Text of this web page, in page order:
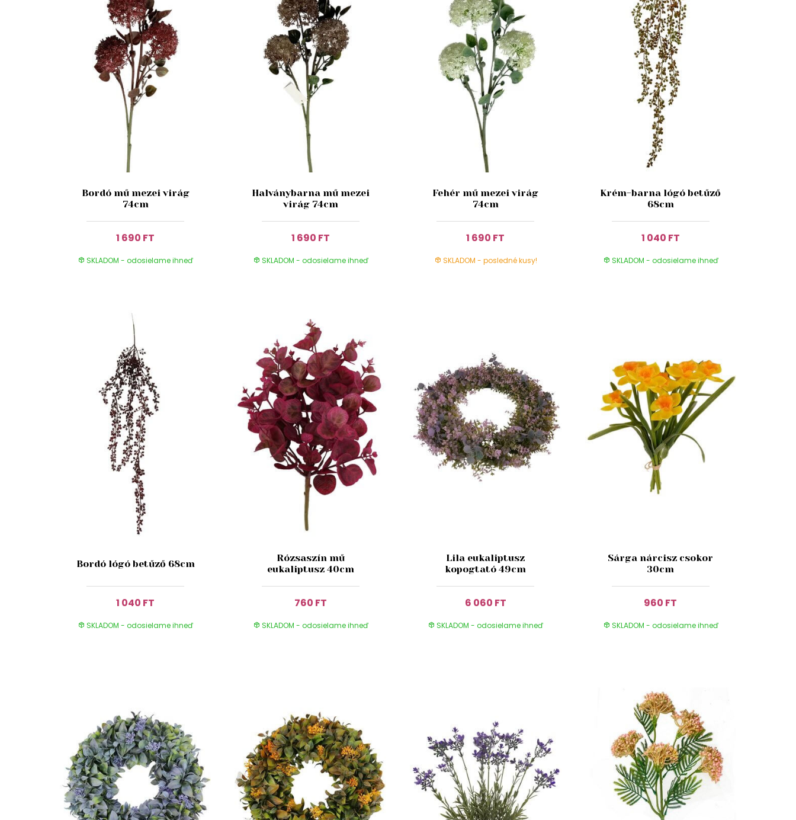
Bordó mű mezei virág
74cm
1 690 FT
SKLADOM - odosielame ihneď
Halványbarna mű mezei
virág 74cm
1 690 FT
SKLADOM - odosielame ihneď
Fehér mű mezei virág
74cm
1 690 FT
SKLADOM - posledné kusy!
Krém-barna lógó betűző
68cm
1 040 FT
SKLADOM - odosielame ihneď
Bordó lógó betűző 68cm
1 040 FT
SKLADOM - odosielame ihneď
Rózsaszín mű
eukaliptusz 40cm
760 FT
SKLADOM - odosielame ihneď
Lila eukaliptusz
kopogtató 49cm
6 060 FT
SKLADOM - odosielame ihneď
Sárga nárcisz csokor
30cm
960 FT
SKLADOM - odosielame ihneď